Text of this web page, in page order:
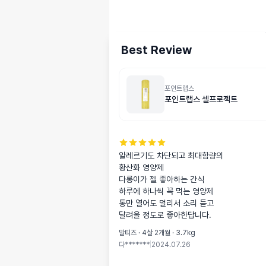
Best Review
포인트랩스
포인트랩스 셀프로젝트
알레르기도 차단되고 최대함량의
황산화 영양제
다롱이가 젤 좋아하는 간식
하루에 하나씩 꼭 먹는 영양제
통만 열어도 멀리서 소리 듣고
달려올 정도로 좋아한답니다.
말티즈 · 4살 2개월 · 3.7kg
다******* 2024.07.26